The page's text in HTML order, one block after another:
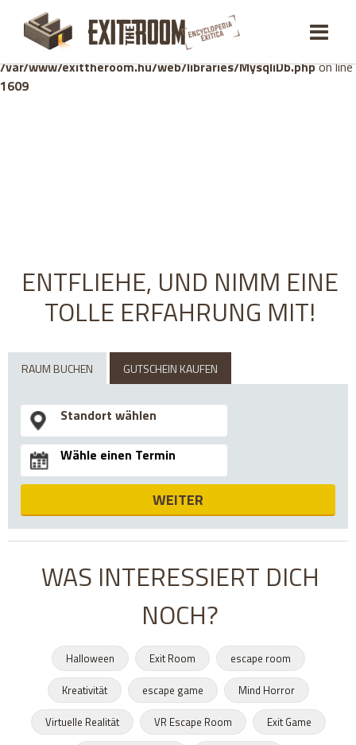
Warning: mysqli_stmt::bind_param(): Number of variables
doesn't match number of parameters in prepared statement in
/var/www/exittheroom.hu/web/libraries/MysqliDb.phpon line
1609
ENTFLIEHE, UND NIMM EINE
TOLLE ERFAHRUNG MIT!
RAUM BUCHEN GUTSCHEIN KAUFEN
WEITER
WAS INTERESSIERT DICH
NOCH?
Halloween Exit Room
escape room
Kreativität
escape game
Mind Horror
Virtuelle Realität
VR Escape Room
Exit Game